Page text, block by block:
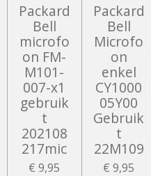
Packard
Bell
microfo
on FM-
M101-
007-x1
gebruik
t
202108
217mic
€ 9,95
Packard
Bell
Microfo
on
enkel
CY1000
05Y00
Gebruik
t
22M109
€ 9,95